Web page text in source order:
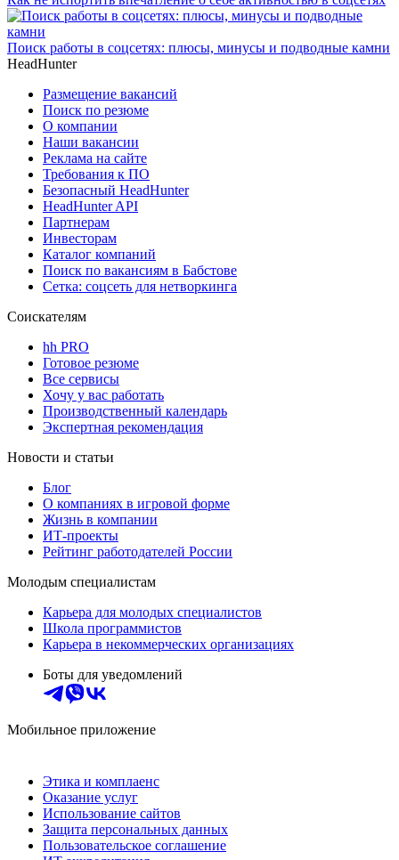
Поиск работы в соцсетях: плюсы, минусы и подводные камни
HeadHunter
Размещение вакансий
Поиск по резюме
О компании
Наши вакансии
Реклама на сайте
Требования к ПО
Безопасный HeadHunter
HeadHunter API
Партнерам
Инвесторам
Каталог компаний
Поиск по вакансиям в Бабстове
Сетка: соцсеть для нетворкинга
Соискателям
hh PRO
Готовое резюме
Все сервисы
Хочу у вас работать
Производственный календарь
Экспертная рекомендация
Новости и статьи
Блог
О компаниях в игровой форме
Жизнь в компании
ИТ-проекты
Рейтинг работодателей России
Молодым специалистам
Карьера для молодых специалистов
Школа программистов
Карьера в некоммерческих организациях
Боты для уведомлений
Мобильное приложение
Этика и комплаенс
Оказание услуг
Использование сайтов
Защита персональных данных
Пользовательское соглашение